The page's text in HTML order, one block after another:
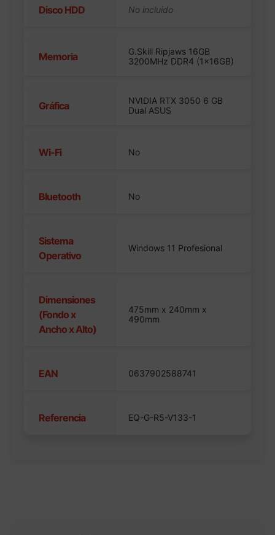
Disco HDD
Memoria
G.Skill Ripjaws 16GB
3200MHz DDR4 (1x16GB)
Gráfica
NVIDIA RTX 3050 6 GB
Dual ASUS
Wi-Fi No
Bluetooth No
Sistema
Operativo
Windows 11 Profesional
Dimensiones
(Fondo x
Ancho x Alto)
475mm x 240mm x
490mm
EAN 0637902588741
Referencia EQ-G-R5-V133-1